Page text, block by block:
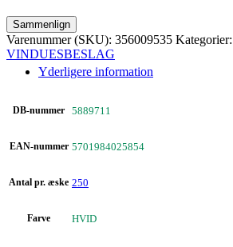
Sammenlign
Varenummer (SKU): 356009535 Kategorier:
VINDUESBESLAG
Yderligere information
DB-nummer 5889711
EAN-nummer 5701984025854
Antal pr. æske 250
Farve HVID